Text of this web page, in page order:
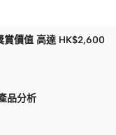
賞價值 高達 HK$2,600
品分析